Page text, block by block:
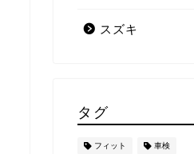
スズキ
タグ
フィット 車検